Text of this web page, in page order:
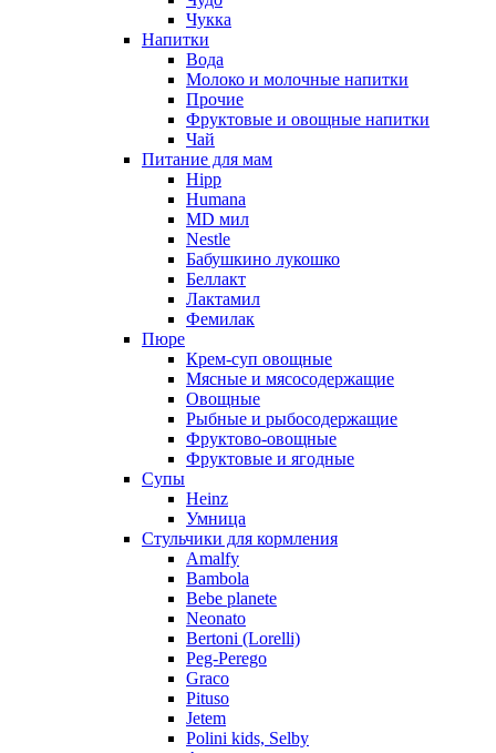
Чукка
Напитки
Вода
Молоко и молочные напитки
Прочие
Фруктовые и овощные напитки
Чай
Питание для мам
Hipp
Humana
MD мил
Nestle
Бабушкино лукошко
Беллакт
Лактамил
Фемилак
Пюре
Крем-суп овощные
Мясные и мясосодержащие
Овощные
Рыбные и рыбосодержащие
Фруктово-овощные
Фруктовые и ягодные
Супы
Heinz
Умница
Стульчики для кормления
Amalfy
Bambola
Bebe planete
Neonato
Bertoni (Lorelli)
Peg-Perego
Graco
Pituso
Jetem
Polini kids, Selby